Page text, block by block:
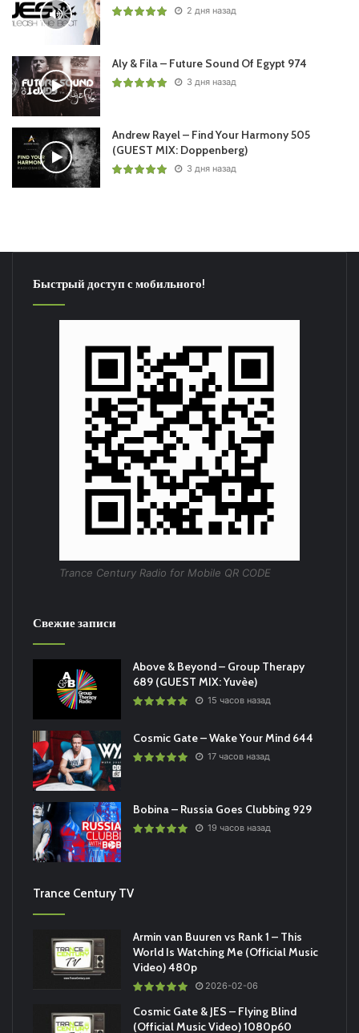
2 дня назад
Aly & Fila – Future Sound Of Egypt 974
3 дня назад
Andrew Rayel – Find Your Harmony 505
(GUEST MIX: Doppenberg)
3 дня назад
Быстрый доступ с мобильного!
Trance Century Radio for Mobile QR CODE
Свежие записи
Above & Beyond – Group Therapy
689 (GUEST MIX: Yuvèe)
15 часов назад
Cosmic Gate – Wake Your Mind 644
17 часов назад
Bobina – Russia Goes Clubbing 929
19 часов назад
Trance Century TV
Armin van Buuren vs Rank 1 – This
World Is Watching Me (Official Music
Video) 480p
2026-02-06
Cosmic Gate & JES – Flying Blind
(Official Music Video) 1080p60